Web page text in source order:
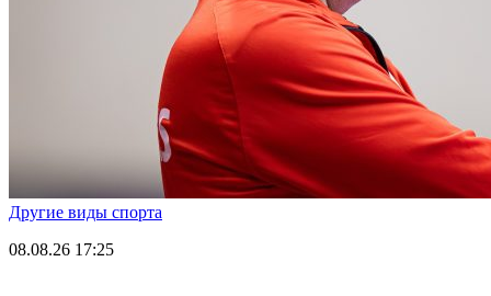
Другие виды спорта
08.08.26 17:25